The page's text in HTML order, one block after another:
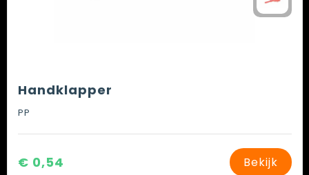
Handklapper
PP
€ 0,54 Bekijk